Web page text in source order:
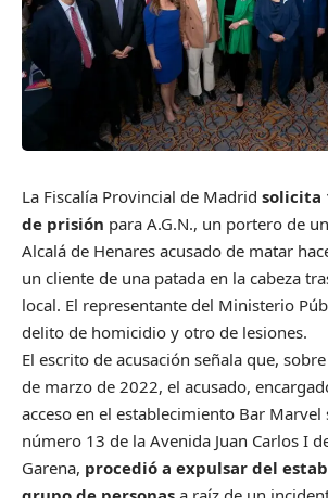
La Fiscalía Provincial de Madrid solicita
de prisión para A.G.N., un portero de
Alcalá de Henares acusado de matar
un cliente de una patada en la cabeza
local. El representante del Ministerio
delito de homicidio y otro de lesiones.
El escrito de acusación señala que,
de marzo de 2022, el acusado,
acceso en el establecimiento Bar Marvel
número 13 de la Avenida Juan Carlos I
Garena, procedió a expulsar del